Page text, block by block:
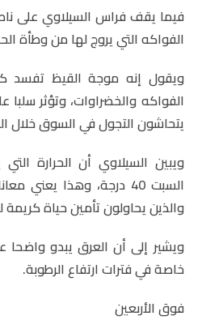
فيما يقف فراس السيلاوي على
الفواكه التي يروج لها من وطأة
ويقول إنه موجة القيظ
الفواكه والخضراوات، وتؤثر
يتحاشون التجول في السوق خلال
ويبين السيلاوي أن الحرارة
السبت 40 درجة، وهذا
والذين يحاولون تأمين حياة كريمة
ويشير إلى أن العرق يبدو واضحا
خاصة في فترات ارتفاع الرطوبة.
فوق الأربعين